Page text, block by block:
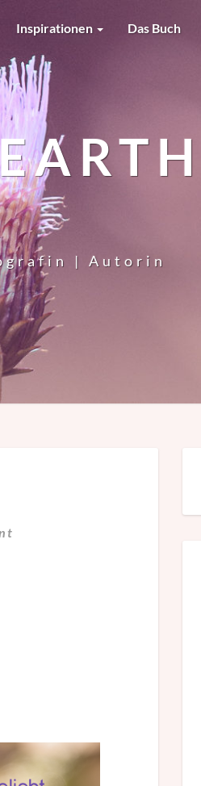
Inspirationen Das Buch
| Autorin